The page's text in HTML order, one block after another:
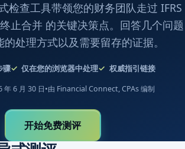
检查工具带领您的财务团队走过 IFRS
止合并 的关键决策点。回答几个问题
处理方式以及需要留存的证据。
骤 仅在您的浏览器中处理 权威指引链接
年 6 月 30 日•由 Financial Connect, CPAs 编制
开始免费测评